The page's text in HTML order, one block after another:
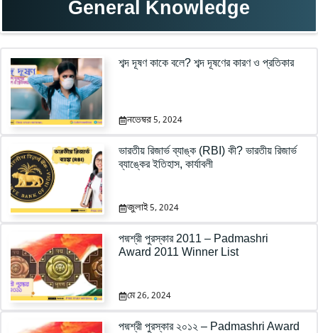
General Knowledge
শব্দ দূষণ কাকে বলে? শব্দ দূষণের কারণ ও প্রতিকার
নভেম্বর 5, 2024
ভারতীয় রিজার্ভ ব্যাঙ্ক (RBI) কী? ভারতীয় রিজার্ভ
ব্যাঙ্কের ইতিহাস, কার্যাবলী
জুলাই 5, 2024
পদ্মশ্রী পুরস্কার 2011 – Padmashri
Award 2011 Winner List
মে 26, 2024
পদ্মশ্রী পুরস্কার ২০১২ – Padmashri Award